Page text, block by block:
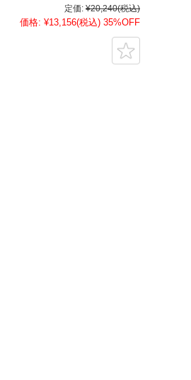
定価: ¥20,240(税込)
価格: ¥13,156(税込) 35%OFF